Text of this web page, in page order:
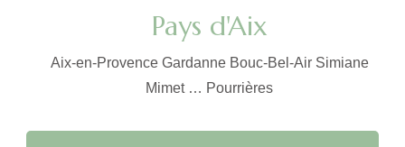
Pays d'Aix
Aix-en-Provence Gardanne Bouc-Bel-Air Simiane
Mimet … Pourrières